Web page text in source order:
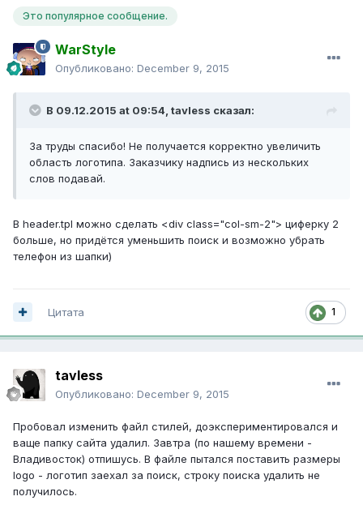
Это популярное сообщение.
WarStyle
Опубликовано: December 9, 2015
В 09.12.2015 at 09:54, tavless сказал:
За труды спасибо! Не получается корректно увеличить
область логотипа. Заказчику надпись из нескольких
слов подавай.
В header.tpl можно сделать <div class="col-sm-2"> циферку 2
больше, но придётся уменьшить поиск и возможно убрать
телефон из шапки)
1
Цитата
tavless
Опубликовано: December 9, 2015
Пробовал изменить файл стилей, доэкспериментировался и
ваще папку сайта удалил. Завтра (по нашему времени -
Владивосток) отпишусь. В файле пытался поставить размеры
logo - логотип заехал за поиск, строку поиска удалить не
получилось.